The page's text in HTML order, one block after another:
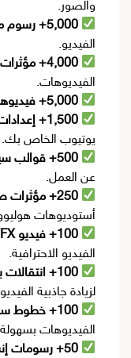
والصور.
5,000+ رسوم متحركة
الفيديو.
4,000+ مؤثرات فيديو وانتقالات
الفيديوهات.
5,000+ فيديوهات جاهزة
1,500+ إعدادات مخصصة ليوتيوب
يوتيوب الخاص بك.
500+ قوالب سيرة ذاتية
عن العمل.
250+ مؤثرات صوتية هوليوودية
أستوديوهات
100+ فيديو VFX
الفيديو الاحترافية.
100+ انتقالات بجودة 4K و1080p
لزيادة جاذبية
100+ خطوط سفلية (Adobe Premiere)
الفيديوهات
50+ رسومات إنستغرام (Final Cut Pro)